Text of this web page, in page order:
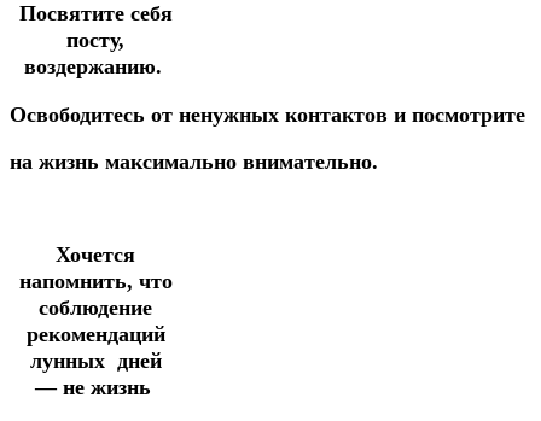
Посвятите себя
посту,
воздержанию.
Освободитесь от ненужных контактов и посмотрите
на жизнь максимально внимательно.
Хочется
напомнить, что
соблюдение
рекомендаций
лунных дней
— не жизнь